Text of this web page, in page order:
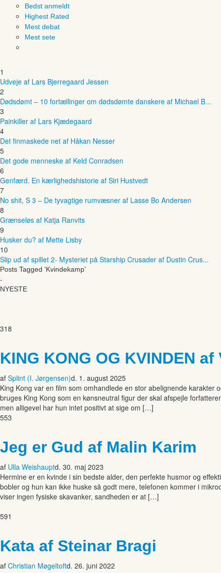
Bedst anmeldt
Highest Rated
Mest debat
Mest sete
1
Udveje af Lars Bjerregaard Jessen
2
Dødsdømt – 10 fortællinger om dødsdømte danskere af Michael B...
3
Painkiller af Lars Kjædegaard
4
Det finmaskede net af Håkan Nesser
5
Det gode menneske af Keld Conradsen
6
Genfærd. En kærlighedshistorie af Siri Hustvedt
7
No shit, S 3 – De tyvagtige rumvæsner af Lasse Bo Andersen
8
Grænseløs af Katja Ranvits
9
Husker du? af Mette Lisby
10
Slip ud af spillet 2- Mysteriet på Starship Crusader af Dustin Crus...
Posts Tagged ‘Kvindekamp’
-
NYESTE
318
KING KONG OG KVINDEN
af Splint (I. Jørgensen)d. 1. august 2025
King Kong var en film som omhandlede en stor abelignende
bruges King Kong som en kønsneutral figur der skal afspejle
men alligevel har hun intet positivt at sige om […]
553
Jeg er Gud af Malin Karim
af Ulla Weishauptd. 30. maj 2023
Hermine er en kvinde i sin bedste alder, den perfekte husmor og
bobler og hun kan ikke huske så godt mere, telefonen kommer i
viser ingen fysiske skavanker, sandheden er at […]
591
Kata af Steinar Bragi
af Christian Møgeltoftd. 26. juni 2022